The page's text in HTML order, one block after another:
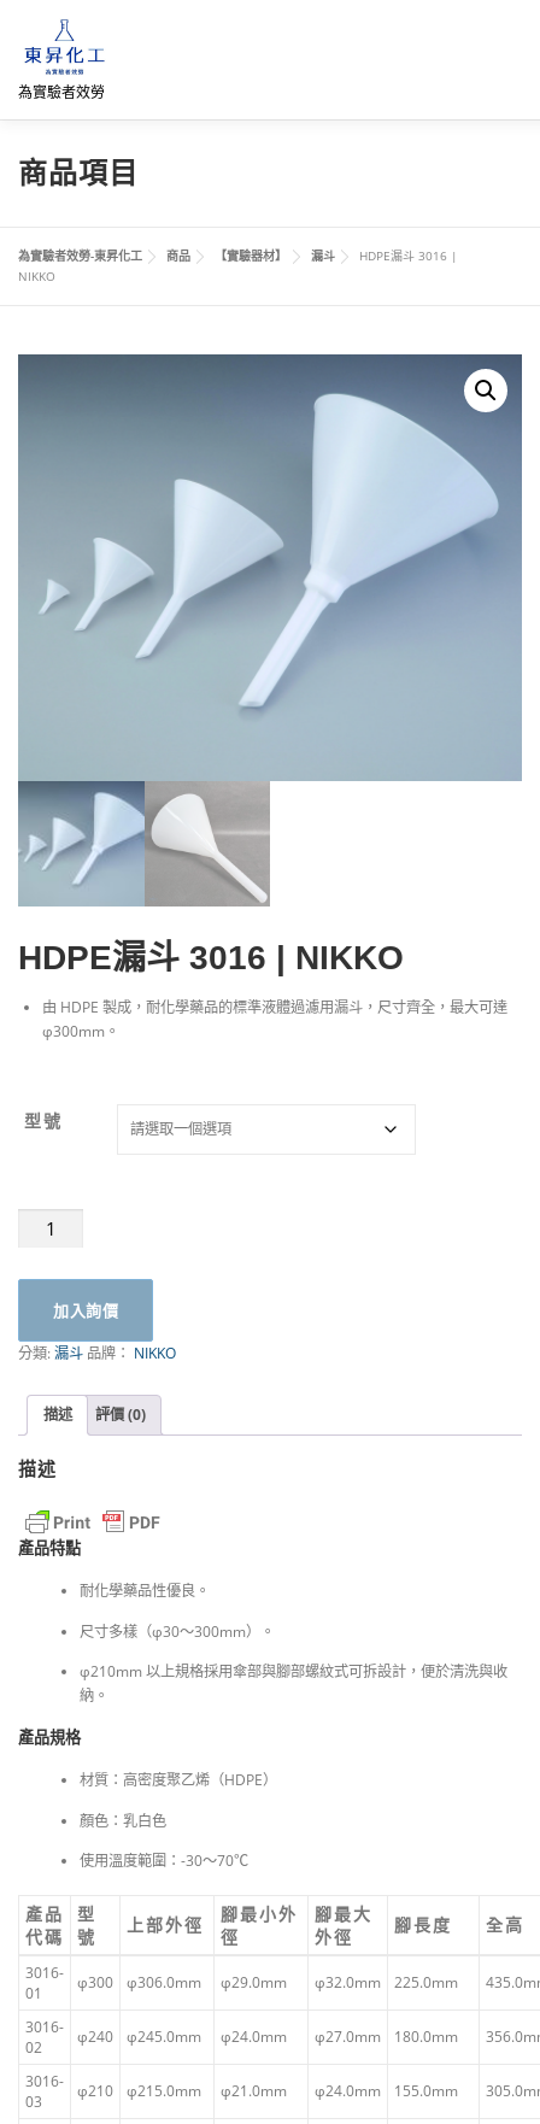
為實驗者效勞
首頁 關於我們
直購專區 詢價車、購物車/會員
商品項目
為實驗者效勞-東昇化工 商品 【實驗器材】 漏斗
HDPE漏斗 3016 |
NIKKO
HDPE漏斗 3016 | NIKKO
由 HDPE 製成，耐化學藥品的標準液體過濾用漏斗，尺寸齊全，最大可達
φ300mm。
型號
HDPE
NIKKO
數
加入詢價
分類:漏斗 品牌： NIKKO
描述 評價 (0)
描述
產品特點
耐化學藥品性優良。
尺寸多樣（φ30～300mm）。
φ210mm 以上規格採用傘部與腳部螺紋式可拆設計，便於清洗與收
納。
產品規格
材質：高密度聚乙烯（HDPE）
顏色：乳白色
使用溫度範圍：-30～70℃
產品
代碼
型
號
上部外徑
腳最小外
徑
腳最大
外徑
腳長度 全高
3016-
01
φ300 φ306.0mm φ29.0mm φ32.0mm 225.0mm
3016-
02
φ240 φ245.0mm φ24.0mm φ27.0mm 180.0mm
3016-
03
φ210 φ215.0mm φ21.0mm φ24.0mm 155.0mm